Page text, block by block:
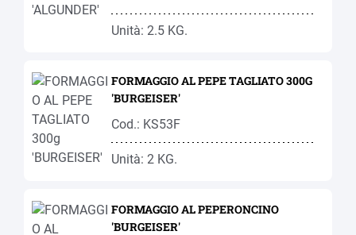
Unità: 2.5 KG.
FORMAGGIO AL PEPE TAGLIATO 300G
'BURGEISER'
Cod.: KS53F
Unità: 2 KG.
FORMAGGIO AL PEPERONCINO
'BURGEISER'